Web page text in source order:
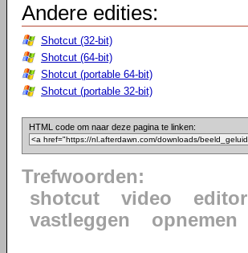
Andere edities:
Shotcut (32-bit)
Shotcut (64-bit)
Shotcut (portable 64-bit)
Shotcut (portable 32-bit)
HTML code om naar deze pagina te linken:
Trefwoorden:
shotcut
video editor
vastleggen
opnemen